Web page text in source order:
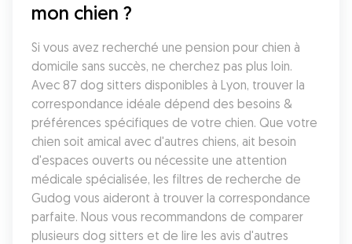
mon chien ?
Si vous avez recherché une pension pour chien à
domicile sans succès, ne cherchez pas plus loin.
Avec 87 dog sitters disponibles à Lyon, trouver la
correspondance idéale dépend des besoins &
préférences spécifiques de votre chien. Que votre
chien soit amical avec d'autres chiens, ait besoin
d'espaces ouverts ou nécessite une attention
médicale spécialisée, les filtres de recherche de
Gudog vous aideront à trouver la correspondance
parfaite. Nous vous recommandons de comparer
plusieurs dog sitters et de lire les avis d'autres